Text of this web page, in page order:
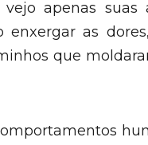
apenas suas
as
que